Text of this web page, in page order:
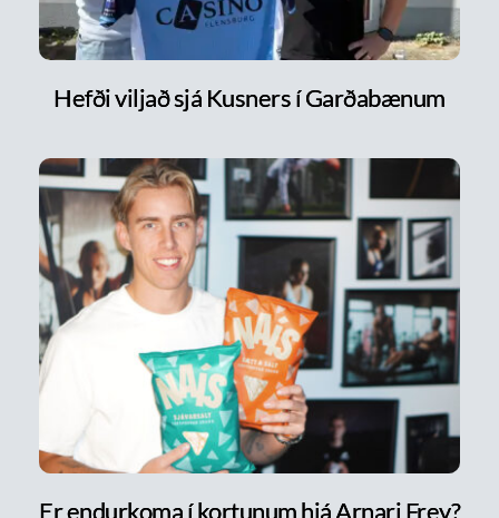
Hefði viljað sjá Kusners í Garðabænum
Er endurkoma í kortunum hjá Arnari Frey?